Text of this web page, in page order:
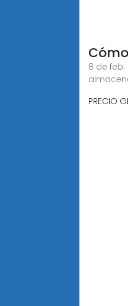
8 de
PRECIO